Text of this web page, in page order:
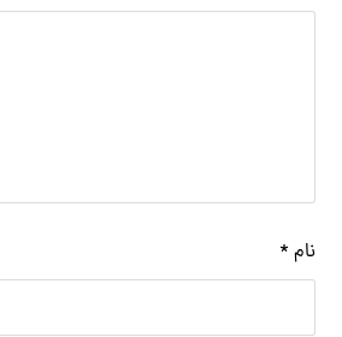
نام *